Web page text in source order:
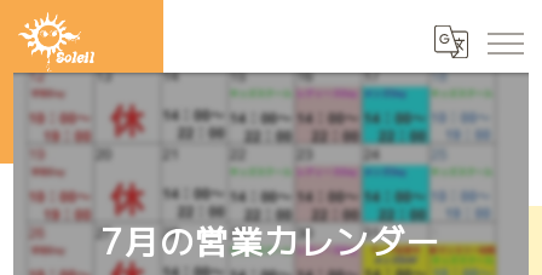
7月の営業カレンダー